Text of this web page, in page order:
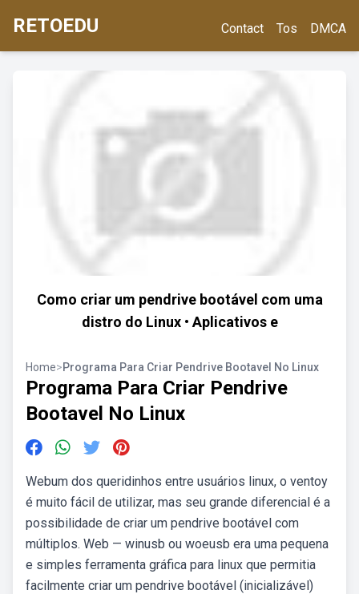
RETOEDU Contact Tos DMCA
Como criar um pendrive bootável com uma
distro do Linux • Aplicativos e
Home>Programa Para Criar Pendrive Bootavel No Linux
Programa Para Criar Pendrive
Bootavel No Linux
Webum dos queridinhos entre usuários linux, o ventoy
é muito fácil de utilizar, mas seu grande diferencial é a
possibilidade de criar um pendrive bootável com
múltiplos. Web — winusb ou woeusb era uma pequena
e simples ferramenta gráfica para linux que permitia
facilmente criar um pendrive bootável (inicializável)